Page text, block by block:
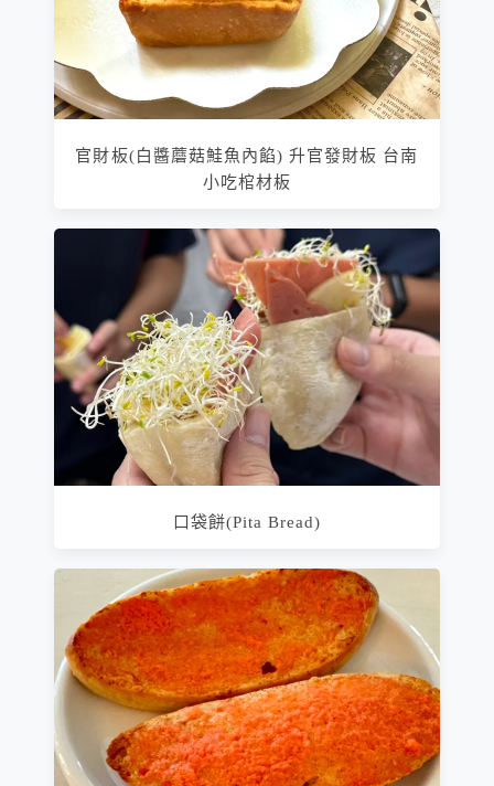
官財板(白醬蘑菇鮭魚內餡) 升官發財板 台南
小吃棺材板
口袋餅(Pita Bread)